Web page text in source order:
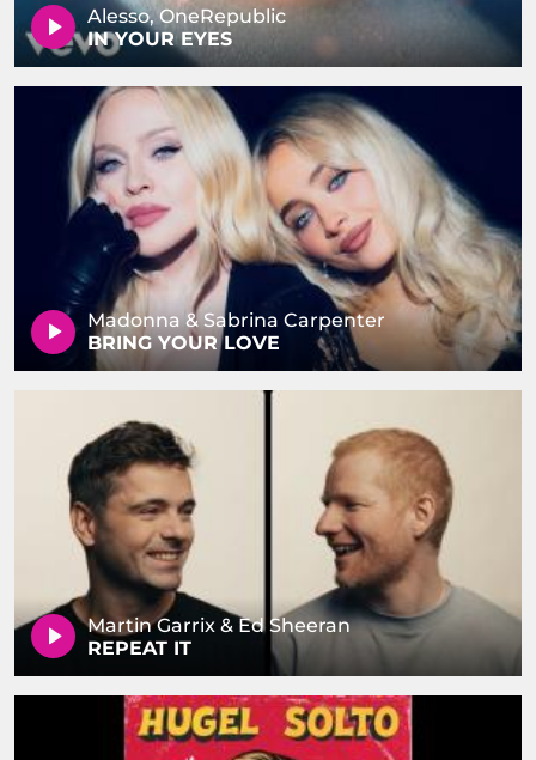
Alesso, OneRepublic
IN YOUR EYES
Madonna & Sabrina Carpenter
BRING YOUR LOVE
Martin Garrix & Ed Sheeran
REPEAT IT